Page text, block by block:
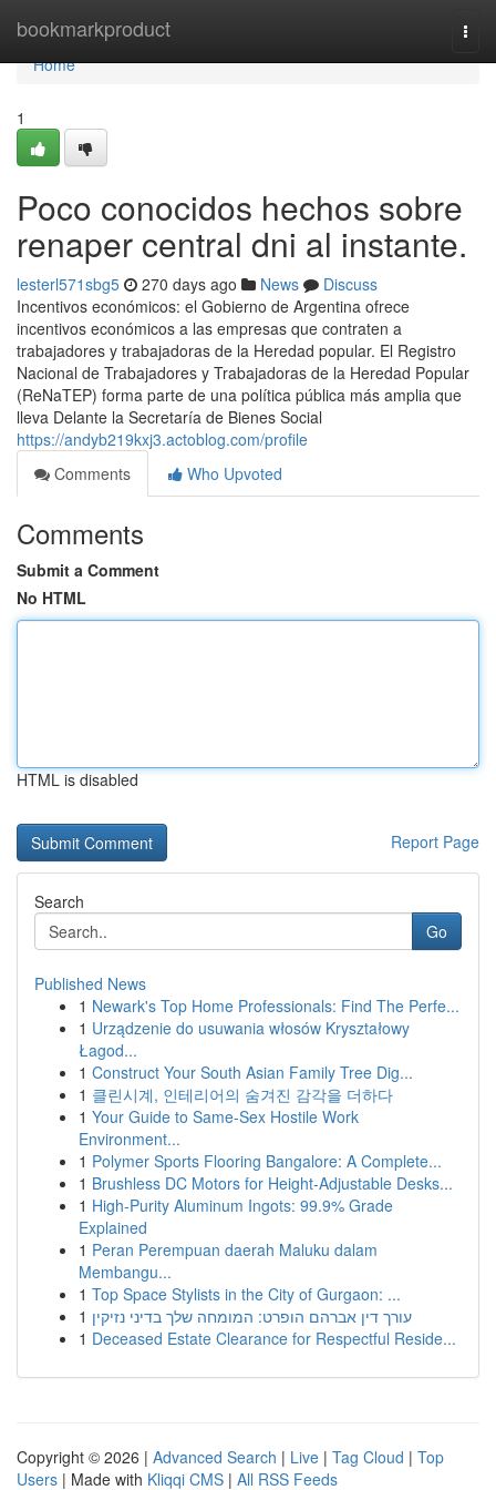
bookmarkproduct
Home
Home
1
Poco conocidos hechos sobre
renaper central dni al instante.
lesterl571sbg5 270 days ago News
Discuss
Incentivos económicos: el Gobierno de Argentina ofrece
incentivos económicos a las empresas que contraten a
trabajadores y trabajadoras de la Heredad popular. El Registro
Nacional de Trabajadores y Trabajadoras de la Heredad Popular
(ReNaTEP) forma parte de una política pública más amplia que
lleva Delante la Secretaría de Bienes Social
https://andyb219kxj3.actoblog.com/profile
Comments
Who Upvoted
Comments
Submit a Comment
No HTML
HTML is disabled
Report Page
Search
Go
Published News
1 Newark's Top Home Professionals: Find The Perfe...
1 Urządzenie do usuwania włosów Kryształowy
Łagod...
1 Construct Your South Asian Family Tree Dig...
1 클린시계, 인테리어의 숨겨진 감각을 더하다
1 Your Guide to Same-Sex Hostile Work
Environment...
1 Polymer Sports Flooring Bangalore: A Complete...
1 Brushless DC Motors for Height-Adjustable Desks...
1 High-Purity Aluminum Ingots: 99.9% Grade
Explained
1 Peran Perempuan daerah Maluku dalam
Membangu...
1 Top Space Stylists in the City of Gurgaon: ...
1 עורך דין אברהם הופרט: המומחה שלך בדיני נזיקין
1 Deceased Estate Clearance for Respectful Reside...
Copyright © 2026 | Advanced Search | Live | Tag Cloud | Top
Users | Made with Kliqqi CMS | All RSS Feeds